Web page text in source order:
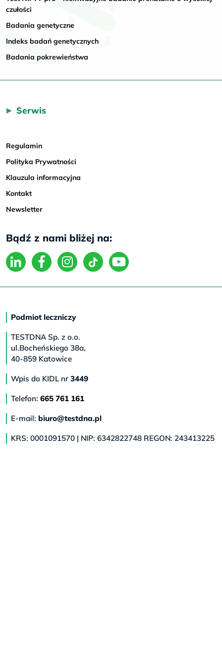
czułości
Badania genetyczne
Indeks badań genetycznych
Badania pokrewieństwa
Serwis
Regulamin
Polityka Prywatności
Klauzula informacyjna
Kontakt
Newsletter
Bądź z nami bliżej na:
Podmiot leczniczy
TESTDNA Sp. z o.o.
ul.Bocheńskiego 38a,
40-859 Katowice
Wpis do KIDL nr 3449
Telefon: 665 761 161
E-mail: biuro@testdna.pl
KRS: 0001091570 | NIP: 6342822748 REGON: 243413225